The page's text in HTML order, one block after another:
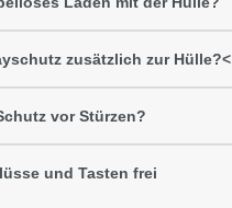
zusätzlich zur Hülle?<
vor Stürzen?
und Tasten frei